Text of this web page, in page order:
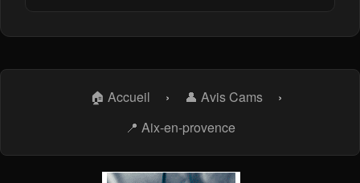
🏠 Accueil › 👤 Avis Cams
›
📍 Aix-en-provence